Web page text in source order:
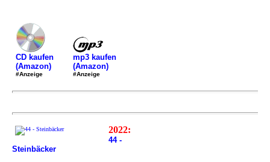
CD kaufen
(Amazon)
#Anzeige
mp3 kaufen
(Amazon)
#Anzeige
2022:
44 -
Steinbäcker